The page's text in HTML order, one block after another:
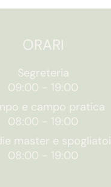
ORARI
Segreteria
09:00 - 19:00
e campo pratica
08:00 - 19:00
master e spogliatoi
08:00 - 19:00